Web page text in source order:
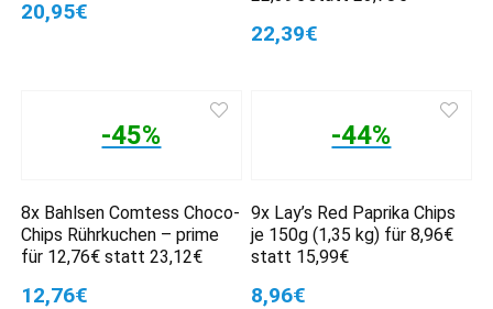
20,95€
22,39€
-45%
8x Bahlsen Comtess Choco-
Chips Rührkuchen – prime
für 12,76€ statt 23,12€
12,76€
-44%
9x Lay’s Red Paprika Chips
je 150g (1,35 kg) für 8,96€
statt 15,99€
8,96€